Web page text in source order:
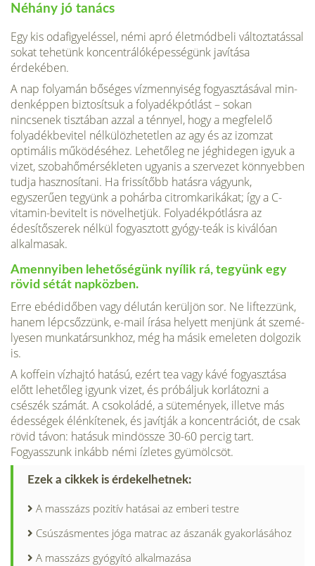
Néhány jó tanács
Egy kis odafigyeléssel, némi apró életmódbeli változtatással
sokat tehetünk koncentrálóképességünk javítása
érdekében.
A nap folyamán bőséges vízmennyiség fogyasztásával min­
denképpen biztosítsuk a folyadék­pótlást – sokan
nincsenek tisztá­ban azzal a ténnyel, hogy a megfelelő
folyadékbevitel nélkü­lözhetetlen az agy és az izomzat
optimális működéséhez. Lehető­leg ne jéghidegen igyuk a
vizet, szobahőmérsékleten ugyanis a szervezet könnyebben
tudja hasznosítani. Ha frissítőbb hatásra vágyunk,
egyszerűen tegyünk a pohárba citromkarikákat; így a C-
vitamin-bevitelt is növelhet­jük. Folyadékpótlásra az
édesítő­szerek nélkül fogyasztott gyógy-teák is kiválóan
alkalmasak.
Amennyiben lehetőségünk nyílik rá, tegyünk egy
rövid sétát napközben.
Erre ebédidőben vagy délután kerüljön sor. Ne liftez­zünk,
hanem lépcsőzzünk, e-mail írása helyett menjünk át szemé­
lyesen munkatársunkhoz, még ha másik emeleten dolgozik
is.
A koffein vízhajtó hatású, ezért tea vagy kávé fogyasztása
előtt lehetőleg igyunk vizet, és próbál­juk korlátozni a
csészék számát. A csokoládé, a sütemények, illetve más
édességek élénkítenek, és javítják a koncentrációt, de csak
rövid távon: hatásuk mindössze 30-60 percig tart.
Fogyasszunk inkább némi ízletes gyümölcsöt.
Ezek a cikkek is érdekelhetnek:
A masszázs pozitív hatásai az emberi testre
Csúszásmentes jóga matrac az ászanák gyakorlásához
A masszázs gyógyító alkalmazása